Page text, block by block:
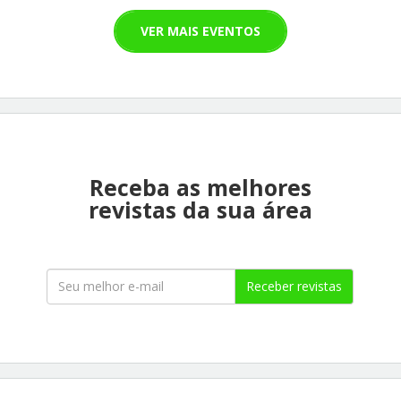
VER MAIS EVENTOS
Receba as melhores
revistas da sua área
Receber revistas